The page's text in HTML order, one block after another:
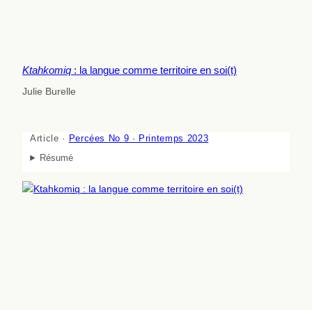
Ktahkomiq: la langue comme territoire en soi(t)
Julie Burelle
Article · Percées No 9 · Printemps 2023
Résumé